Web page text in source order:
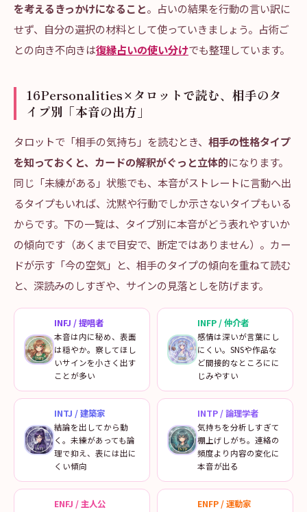
を考えるきっかけになること。占いの結果を行動の言い訳に
せず、自分の選択の材料として使っていきましょう。占術ご
との向き不向きは復縁占いの使い分けでも整理しています。
16Personalities×タロットで読む、相手のタ
イプ別「本音の出方」
タロットで「相手の気持ち」を読むとき、 相手の性格タイプ
を知っておくと、カードの解釈がぐっと立体的になります。
同じ「未練がある」状態でも、本音がストレートに言動へ出
るタイプもいれば、沈黙や行動でしか示さないタイプもいる
からです。下の一覧は、タイプ別に本音がどう表れやすいか
の傾向です（あくまで目安で、断定ではありません）。カー
ドが示す「今の空気」と、相手のタイプの傾向を重ねて読む
と、深読みのしすぎや、サインの見落としを防げます。
INFJ /提唱者
本音は内に秘め、表面
は穏やか。察してほし
いサインを小さく出す
ことが多い
INFP/仲介者
感情は深いが言葉にし
にくい。SNSや作品な
ど間接的なところにに
じみやすい
INTJ /建築家
結論を出してから動
く。未練があっても論
理で抑え、表には出に
くい傾向
INTP/論理学者
気持ちを分析しすぎて
棚上げしがち。連絡の
頻度より内容の変化に
本音が出る
ENFJ /主人公 ENFP/運動家